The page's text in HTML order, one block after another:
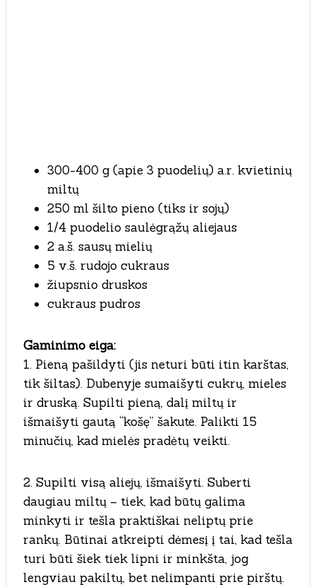
300-400 g (apie 3 puodelių) a.r. kvietinių
miltų
250 ml šilto pieno (tiks ir sojų)
1/4 puodelio saulėgrąžų aliejaus
2 a.š. sausų mielių
5 v.š. rudojo cukraus
žiupsnio druskos
cukraus pudros
Gaminimo eiga:
1. Pieną pašildyti (jis neturi būti itin karštas,
tik šiltas). Dubenyje sumaišyti cukrų, mieles
ir druską. Supilti pieną, dalį miltų ir
išmaišyti gautą “košę” šakute. Palikti 15
minučių, kad mielės pradėtų veikti.
2. Supilti visą aliejų, išmaišyti. Suberti
daugiau miltų – tiek, kad būtų galima
minkyti ir tešla praktiškai neliptų prie
rankų. Būtinai atkreipti dėmesį į tai, kad tešla
turi būti šiek tiek lipni ir minkšta, jog
lengviau pakiltų, bet nelimpanti prie pirštų.